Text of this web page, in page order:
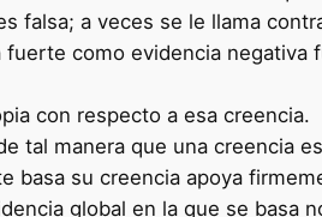
falsa; a veces se le llama
como evidencia negativa
con respecto a esa creencia.
tal manera que una creencia
basa su creencia apoya
global en la que se basa